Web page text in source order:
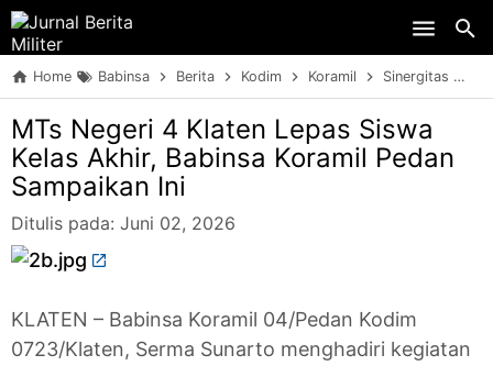
Home Babinsa Berita Kodim Koramil Sinergitas
MTs Negeri 4 Klaten Lepas Siswa
Kelas Akhir, Babinsa Koramil Pedan
Sampaikan Ini
Ditulis pada: Juni 02, 2026
KLATEN – Babinsa Koramil 04/Pedan Kodim
0723/Klaten, Serma Sunarto menghadiri kegiatan